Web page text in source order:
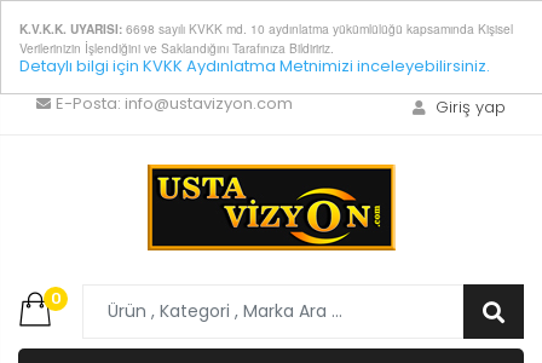
K.V.K.K. UYARISI: 6698 sayılı KVKK md. 10 aydınlatma yükümlülüğü kapsamında Kişisel
Verilerinizin İşlendiğini ve Saklandığını Tarafınıza Bildiririz.
Detaylı bilgi için KVKK Aydınlatma Metnimizi inceleyebilirsiniz.
E-Posta: info@ustavizyon.com Giriş yap
0